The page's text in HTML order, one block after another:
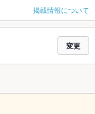
掲載情報について
変更